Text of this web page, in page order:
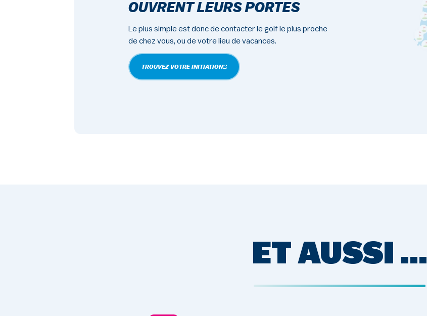
OUVRENT LEURS PORTES
Le plus simple est donc de contacter le golf le plus proche
de chez vous, ou de votre lieu de vacances.
TROUVEZ VOTRE INITIATION
ET AUSSI …